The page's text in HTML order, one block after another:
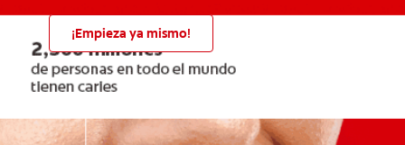
¡Empieza ya mismo!